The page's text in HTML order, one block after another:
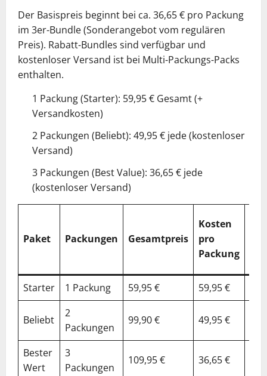
Der Basispreis beginnt bei ca. 36,65 € pro Packung
im 3er-Bundle (Sonderangebot vom regulären
Preis). Rabatt-Bundles sind verfügbar und
kostenloser Versand ist bei Multi-Packungs-Packs
enthalten.
1 Packung (Starter): 59,95 € Gesamt (+
Versandkosten)
2 Packungen (Beliebt): 49,95 € jede (kostenloser
Versand)
3 Packungen (Best Value): 36,65 € jede
(kostenloser Versand)
Paket Packungen Gesamtpreis
Kosten
pro
Packung
Starter
1 Packung 59,95 € 59,95 €
Beliebt
2
Packungen
99,90 € 49,95 €
Bester
Wert
3
Packungen
109,95 € 36,65 €